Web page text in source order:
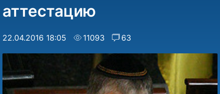
аттестацию
22.04.2016 18:05 11093 63